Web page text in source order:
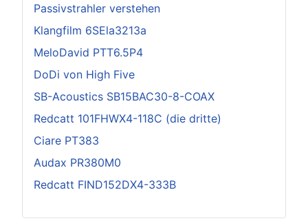
Passivstrahler verstehen
Klangfilm 6SEla3213a
MeloDavid PTT6.5P4
DoDi von High Five
SB-Acoustics SB15BAC30-8-COAX
Redcatt 101FHWX4-118C (die dritte)
Ciare PT383
Audax PR380M0
Redcatt FIND152DX4-333B